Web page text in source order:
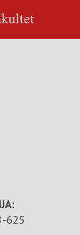
625